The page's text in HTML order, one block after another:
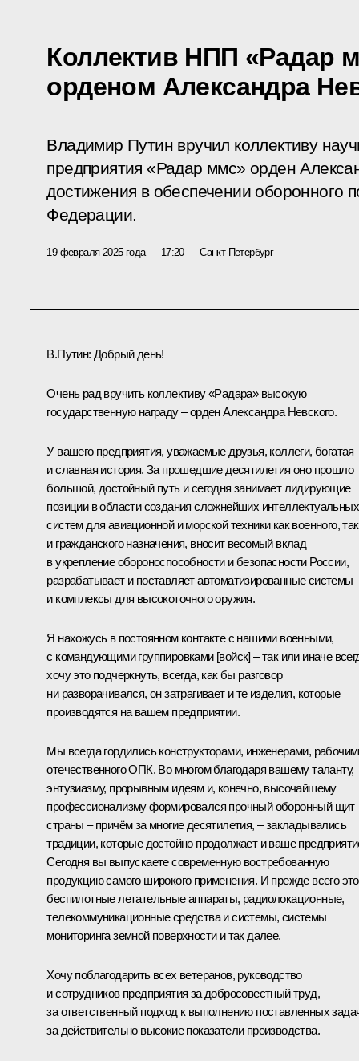
Коллектив НПП «Радар
орденом Александра
Владимир Путин вручил коллективу
предприятия «Радар ммс» орден
достижения в обеспечении оборонного
Федерации.
19 февраля 2025 года 17:20 Санкт-Петербург
В.Путин: Добрый день!
Очень рад вручить коллективу «Радара» высокую
государственную награду – орден Александра Невского.
У вашего предприятия, уважаемые друзья, коллеги, богатая
и славная история. За прошедшие десятилетия оно прошло
большой, достойный путь и сегодня занимает лидирующие
позиции в области создания сложнейших интеллектуальных
систем для авиационной и морской техники как военного, так
и гражданского назначения, вносит весомый вклад
в укрепление обороноспособности и безопасности России,
разрабатывает и поставляет автоматизированные системы
и комплексы для высокоточного оружия.
Я нахожусь в постоянном контакте с нашими военными,
с командующими группировками [войск] – так или иначе
хочу это подчеркнуть, всегда, как бы разговор
ни разворачивался, он затрагивает и те изделия, которые
производятся на вашем предприятии.
Мы всегда гордились конструкторами, инженерами,
отечественного ОПК. Во многом благодаря вашему таланту,
энтузиазму, прорывным идеям и, конечно, высочайшему
профессионализму формировался прочный оборонный щит
страны – причём за многие десятилетия, – закладывались
традиции, которые достойно продолжает и ваше
Сегодня вы выпускаете современную востребованную
продукцию самого широкого применения. И прежде всего это
беспилотные летательные аппараты, радиолокационные,
телекоммуникационные средства и системы, системы
мониторинга земной поверхности и так далее.
Хочу поблагодарить всех ветеранов, руководство
и сотрудников предприятия за добросовестный труд,
за ответственный подход к выполнению поставленных
за действительно высокие показатели производства.